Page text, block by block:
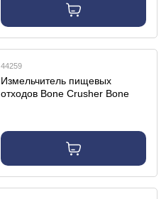
44259
Измельчитель пищевых
отходов Bone Crusher Bone